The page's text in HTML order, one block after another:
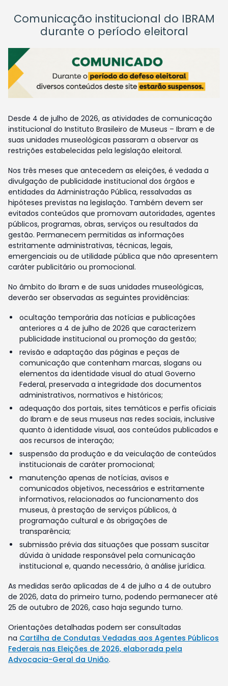
Comunicação institucional do IBRAM
durante o período eleitoral
Desde 4 de julho de 2026, as atividades de comunicação
institucional do Instituto Brasileiro de Museus – Ibram e de
suas unidades museológicas passaram a observar as
restrições estabelecidas pela legislação eleitoral.
Nos três meses que antecedem as eleições, é vedada a
divulgação de publicidade institucional dos órgãos e
entidades da Administração Pública, ressalvadas as
hipóteses previstas na legislação. Também devem ser
evitados conteúdos que promovam autoridades, agentes
públicos, programas, obras, serviços ou resultados da
gestão. Permanecem permitidas as informações
estritamente administrativas, técnicas, legais,
emergenciais ou de utilidade pública que não apresentem
caráter publicitário ou promocional.
No âmbito do Ibram e de suas unidades museológicas,
deverão ser observadas as seguintes providências:
ocultação temporária das notícias e publicações
anteriores a 4 de julho de 2026 que caracterizem
publicidade institucional ou promoção da gestão;
revisão e adaptação das páginas e peças de
comunicação que contenham marcas, slogans ou
elementos da identidade visual do atual Governo
Federal, preservada a integridade dos documentos
administrativos, normativos e históricos;
adequação dos portais, sites temáticos e perfis oficiais
do Ibram e de seus museus nas redes sociais, inclusive
quanto à identidade visual, aos conteúdos publicados e
aos recursos de interação;
suspensão da produção e da veiculação de conteúdos
institucionais de caráter promocional;
manutenção apenas de notícias, avisos e
comunicados objetivos, necessários e estritamente
informativos, relacionados ao funcionamento dos
museus, à prestação de serviços públicos, à
programação cultural e às obrigações de
transparência;
submissão prévia das situações que possam suscitar
dúvida à unidade responsável pela comunicação
institucional e, quando necessário, à análise jurídica.
As medidas serão aplicadas de 4 de julho a 4 de outubro
de 2026, data do primeiro turno, podendo permanecer até
25 de outubro de 2026, caso haja segundo turno.
Orientações detalhadas podem ser consultadas
na Cartilha de Condutas Vedadas aos Agentes Públicos
Federais nas Eleições de 2026, elaborada pela
Advocacia-Geral da União.